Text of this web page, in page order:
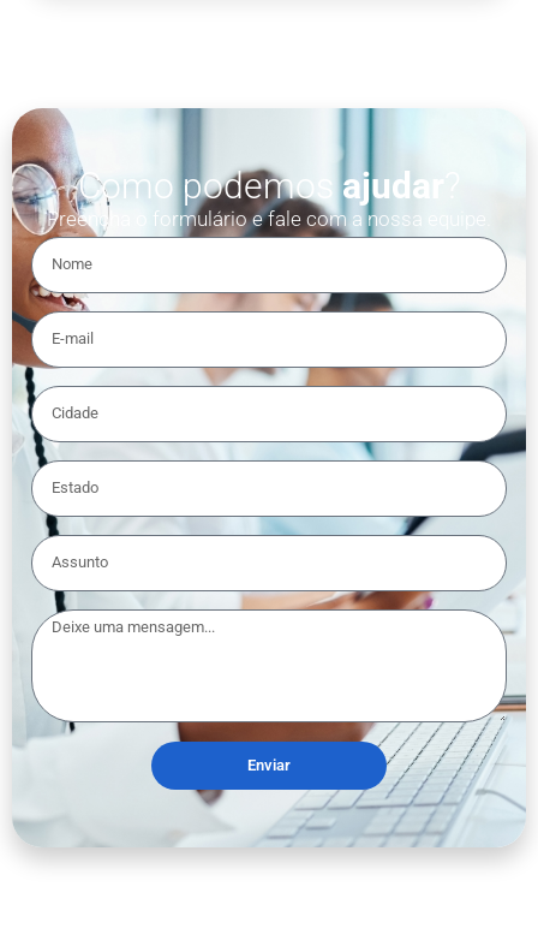
Como podemos ajudar
Preencha o formulário e fale com a nossa equipe.
Enviar